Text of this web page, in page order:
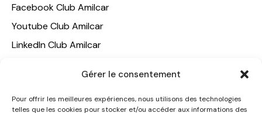
Gérer le consentement
Pour offrir les meilleures expériences, nous utilisons des technologies
telles que les cookies pour stocker et/ou accéder aux informations des
Facebook Club Amilcar
Youtube Club Amilcar
LinkedIn Club Amilcar
NOTRE GROUPE
ACCUEIL